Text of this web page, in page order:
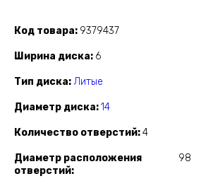
Код товара 9379437
Ширина диска 6
Тип диска Литые
Диаметр диска 14
Количество отверстий 4
Диаметр расположения
отверстий
98